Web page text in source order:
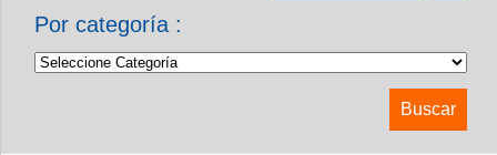
Por categoría :